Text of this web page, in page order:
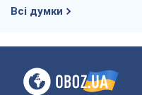
Всі думки